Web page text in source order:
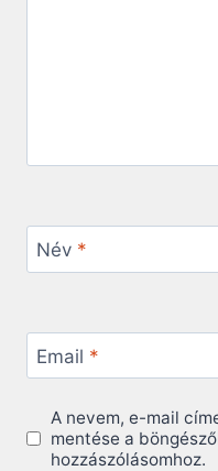
Név *
Email *
A nevem, e-mail
mentése a
hozzászólásomhoz.